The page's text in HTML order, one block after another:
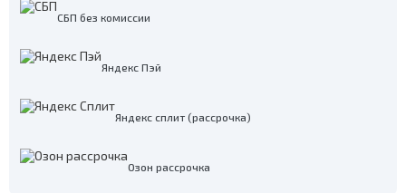
СБП без комиссии
Яндекс Пэй
Яндекс сплит (рассрочка)
Озон рассрочка